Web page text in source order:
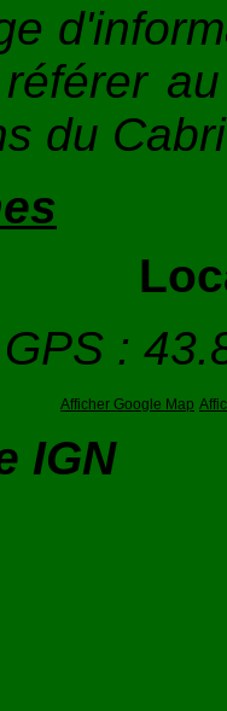
du
:
Afficher Google Map
IGN